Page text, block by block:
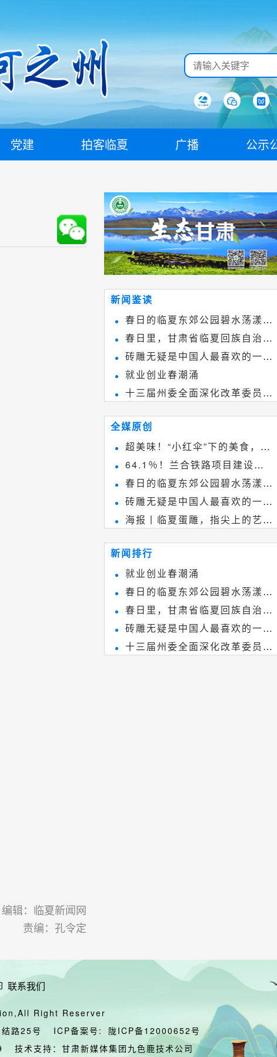
党建 拍客临夏 广播 公示
编辑：临夏新闻网
责编：孔令定
新闻鉴读
春日的临夏东郊公园碧水荡漾、
春花烂漫
春日里，甘肃省临夏回族自治州
境内的刘家峡大桥，壮观美丽!
砖雕无疑是中国人最喜欢的一种
雕刻艺术，它不仅是民间实用美术
和建筑装饰艺术的有机结合，更成
为中国建筑史上彰品东方美不可磨
就业创业春潮涌
十三届州委全面深化改革委员会
第八次会议召开
全媒原创
超美味！“小红伞”下的美食，绝
不能错过~
64.1％！兰合铁路项目建设加
速推进
春日的临夏东郊公园碧水荡漾、
春花烂漫
砖雕无疑是中国人最喜欢的一种
雕刻艺术，它不仅是民间实用美术
和建筑装饰艺术的有机结合，更成
为中国建筑史上彰品东方美不可磨
灭的一笔。一方青砖里不仅藏着广
海报丨临夏蛋雕，指尖上的艺术
~
新闻排行
就业创业春潮涌
春日的临夏东郊公园碧水荡漾、
春花烂漫
春日里，甘肃省临夏回族自治州
境内的刘家峡大桥，壮观美丽!
砖雕无疑是中国人最喜欢的一种
雕刻艺术，它不仅是民间实用美术
十三届州委全面深化改革委员会
联系我们
Right Reserver
路25号 ICP备案号:
陇ICP备12000652号
技术支持：甘肃新媒体集团九色鹿技术公司